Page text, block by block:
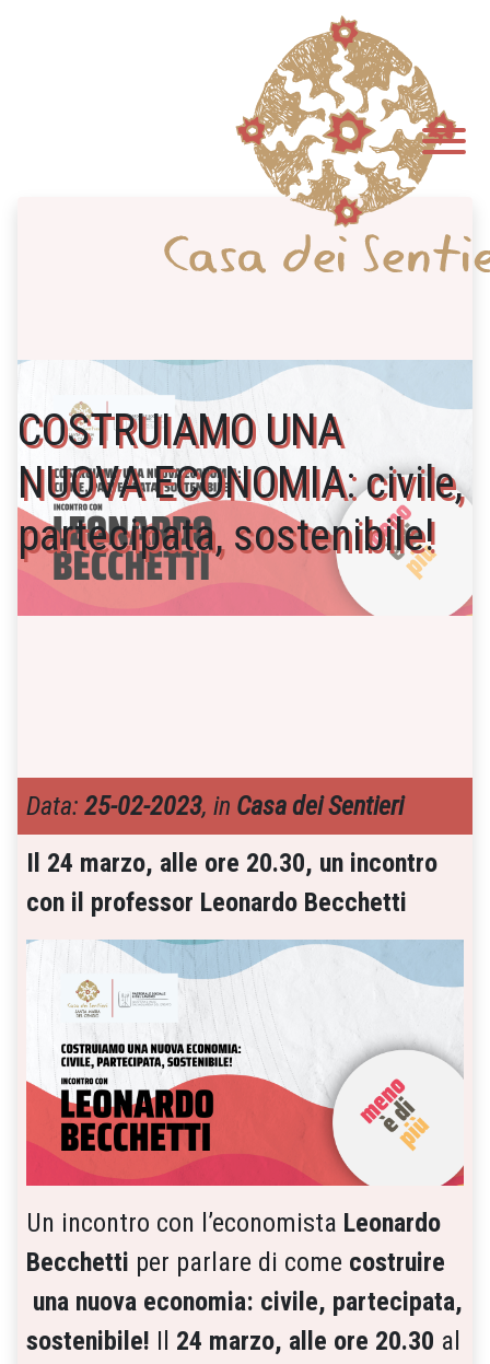
COSTRUIAMO UNA
NUOVA ECONOMIA: civile,
partecipata, sostenibile!
Data: 25-02-2023, in Casa dei Sentieri
Il 24 marzo, alle ore 20.30, un incontro
con il professor Leonardo Becchetti
Un incontro con l’economista Leonardo
Becchetti per parlare di come costruire
una nuova economia: civile, partecipata,
sostenibile! Il 24 marzo, alle ore 20.30 al